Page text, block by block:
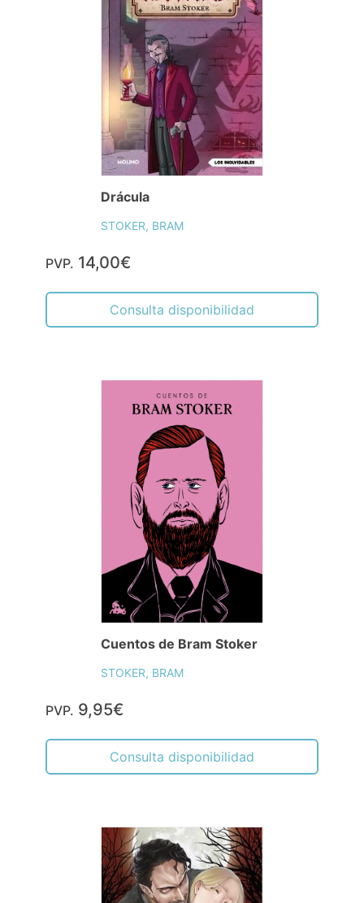
Drácula
STOKER, BRAM
PVP. 14,00€
Consulta disponibilidad
Cuentos de Bram Stoker
STOKER, BRAM
PVP. 9,95€
Consulta disponibilidad